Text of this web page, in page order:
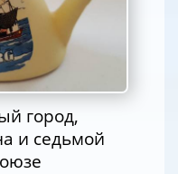
город,
и седьмой